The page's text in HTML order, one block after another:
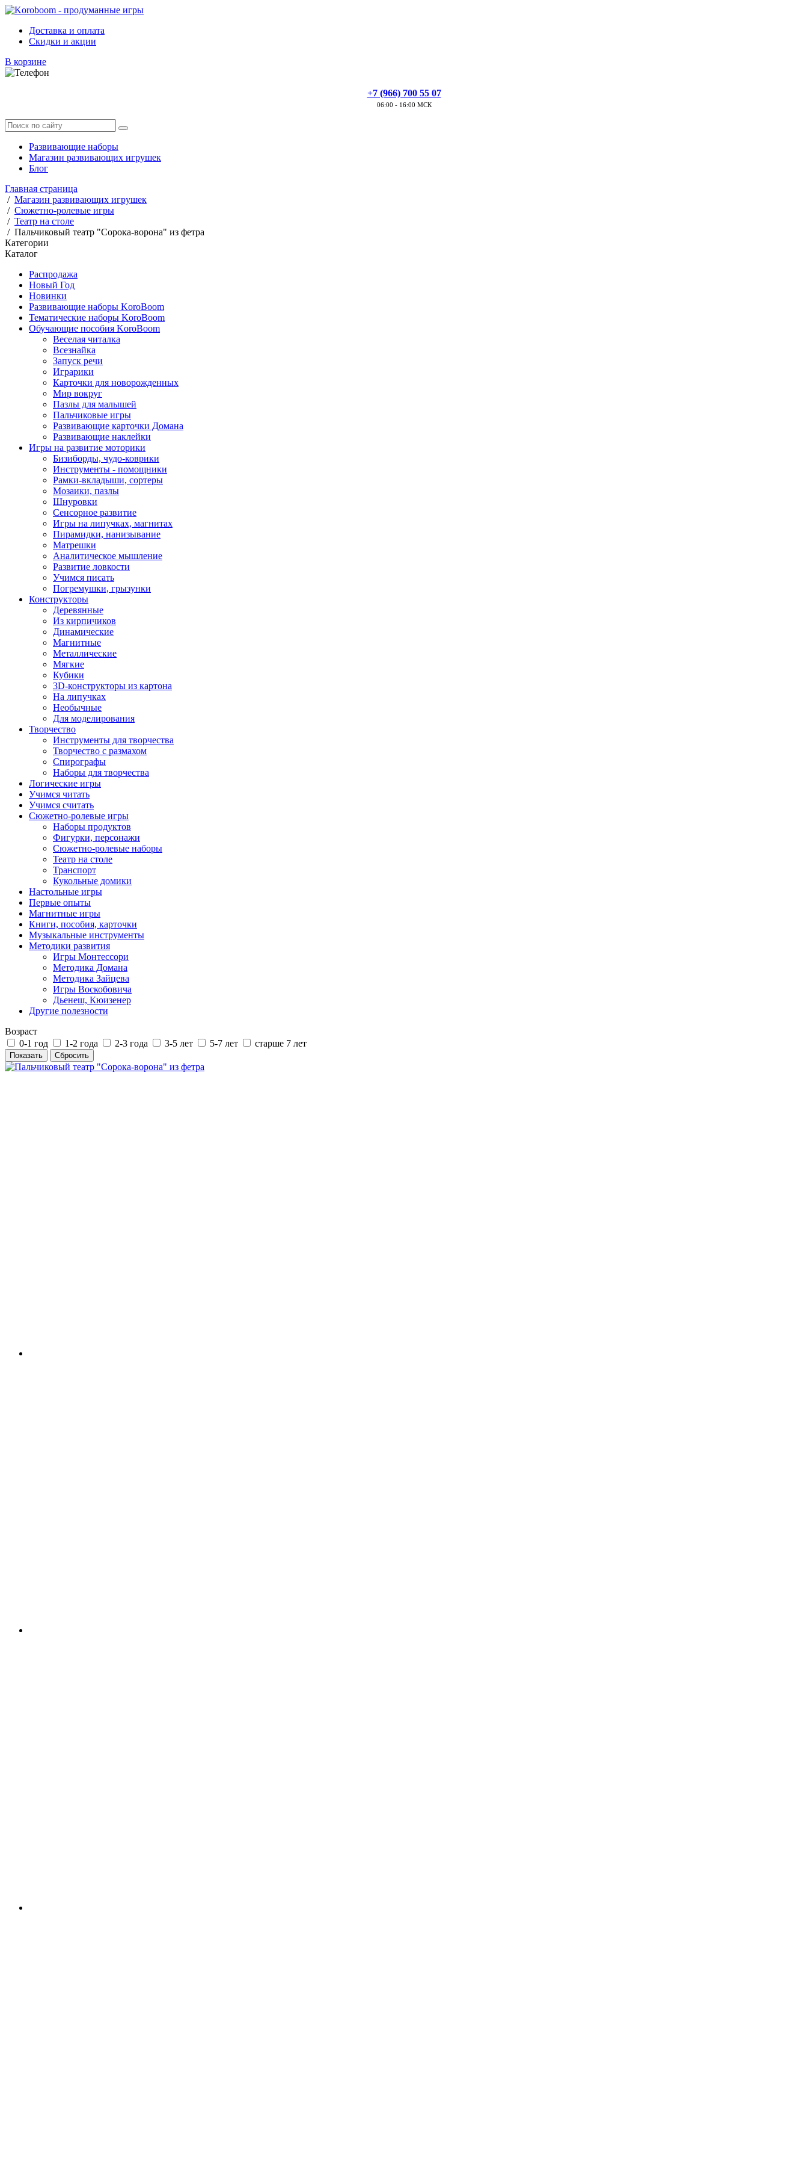
Доставка и оплата
Скидки и акции
В корзине
+7 (966) 700 55 07
06:00 - 16:00 МСК
Развивающие наборы
Магазин развивающих игрушек
Блог
Главная страница
/ Магазин развивающих игрушек
/ Сюжетно-ролевые игры
/ Театр на столе
/ Пальчиковый театр "Сорока-ворона" из фетра
Категории
Каталог
Распродажа
Новый Год
Новинки
Развивающие наборы KoroBoom
Тематические наборы KoroBoom
Обучающие пособия KoroBoom
Веселая читалка
Всезнайка
Запуск речи
Играрики
Карточки для новорожденных
Мир вокруг
Пазлы для малышей
Пальчиковые игры
Развивающие карточки Домана
Развивающие наклейки
Игры на развитие моторики
Бизиборды, чудо-коврики
Инструменты - помощники
Рамки-вкладыши, сортеры
Мозаики, пазлы
Шнуровки
Сенсорное развитие
Игры на липучках, магнитах
Пирамидки, нанизывание
Матрешки
Аналитическое мышление
Развитие ловкости
Учимся писать
Погремушки, грызунки
Конструкторы
Деревянные
Из кирпичиков
Динамические
Магнитные
Металлические
Мягкие
Кубики
3D-конструкторы из картона
На липучках
Необычные
Для моделирования
Творчество
Инструменты для творчества
Творчество с размахом
Спирографы
Наборы для творчества
Логические игры
Учимся читать
Учимся считать
Сюжетно-ролевые игры
Наборы продуктов
Фигурки, персонажи
Сюжетно-ролевые наборы
Театр на столе
Транспорт
Кукольные домики
Настольные игры
Первые опыты
Магнитные игры
Книги, пособия, карточки
Музыкальные инструменты
Методики развития
Игры Монтессори
Методика Домана
Методика Зайцева
Игры Воскобовича
Дьенеш, Кюизенер
Другие полезности
Возраст
0-1 год
1-2 года 2-3 года 3-5 лет 5-7 лет старше 7 лет